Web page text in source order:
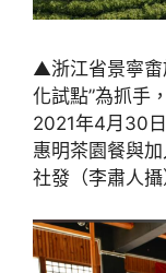
▲浙江省景寧畬
化試點”為抓手
2021年4月30
惠明茶園餐與
社發（李肅人攝